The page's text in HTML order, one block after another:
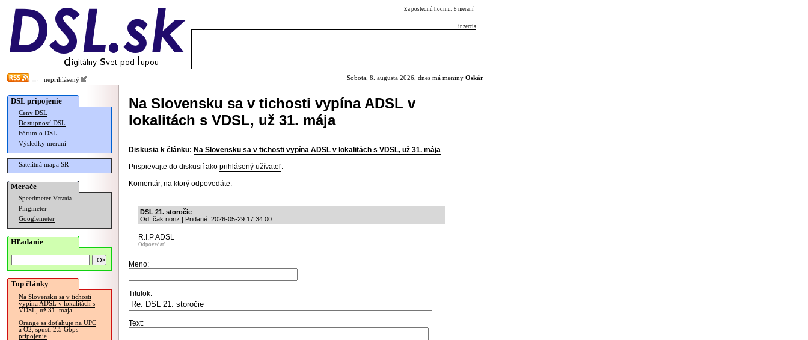
Za poslednú hodinu: 8 meraní
inzercia
neprihlásený Sobota, 8. augusta 2026, dnes má meniny Oskár
DSL pripojenie
Ceny DSL
Dostupnosť DSL
Fórum o DSL
Výsledky meraní
Satelitná mapa SR
Merače
Speedmeter Merania
Pingmeter
Googlemeter
Hľadanie
Top články
Na Slovensku sa v tichosti
vypína ADSL v lokalitách s
VDSL, už 31. mája
Orange sa doťahuje na UPC
a O2, spustí 2.5 Gbps
pripojenie
Na Slovensku sa v tichosti vypína ADSL v
lokalitách s VDSL, už 31. mája
Diskusia k článku: Na Slovensku sa v tichosti vypína ADSL v lokalitách s VDSL, už 31. mája
Prispievajte do diskusií ako prihlásený užívateľ.
Komentár, na ktorý odpovedáte:
DSL 21. storočie
Od: čak noriz | Pridané: 2026-05-29 17:34:00
R.I.P ADSL
Odpovedať
Meno:
Titulok:
Text: